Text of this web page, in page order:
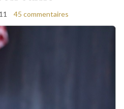
45 commentaires